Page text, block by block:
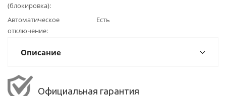
(блокировка)
Автоматическое
отключение
Есть
Описание
Официальная гарантия